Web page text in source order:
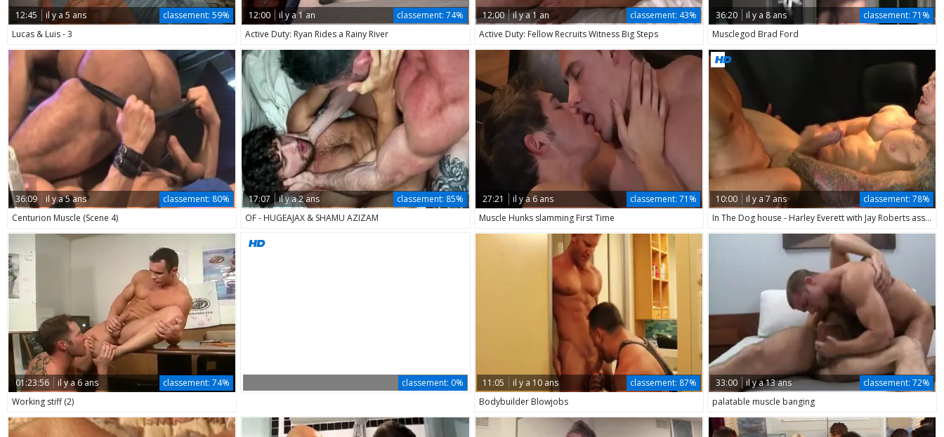
12:45 il y a 5 ans classement: 59%
Lucas & Luis - 3
12:00 il y a 1 an classement: 74%
Active Duty: Ryan Rides a Rainy River
12:00 il y a 1 an classement: 43%
Active Duty: Fellow Recruits Witness Big Steps
36:20 il y a 8 ans classement: 71%
Musclegod Brad Ford
36:09 il y a 5 ans classement: 80%
Centurion Muscle (Scene 4)
17:07 il y a 2 ans classement: 85%
OF - HUGEAJAX & SHAMU AZIZAM
27:21 il y a 6 ans classement: 71%
Muscle Hunks slamming First Time
10:00 il y a 7 ans classement: 78%
In The Dog house - Harley Everett with Jay Roberts ass Hook up
01:23:56 il y a 6 ans classement: 74%
Working stiff (2)
classement: 0% 11:05 il y a 10 ans classement: 87%
Bodybuilder Blowjobs
33:00 il y a 13 ans classement: 72%
palatable muscle banging